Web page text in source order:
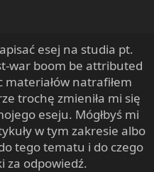
esej na studia pt.
war boom be attributed
natrafiłem
trochę zmieniła mi się
eseju. Mógłbyś mi
w tym zakresie albo
tego tematu i do czego
za odpowiedź.